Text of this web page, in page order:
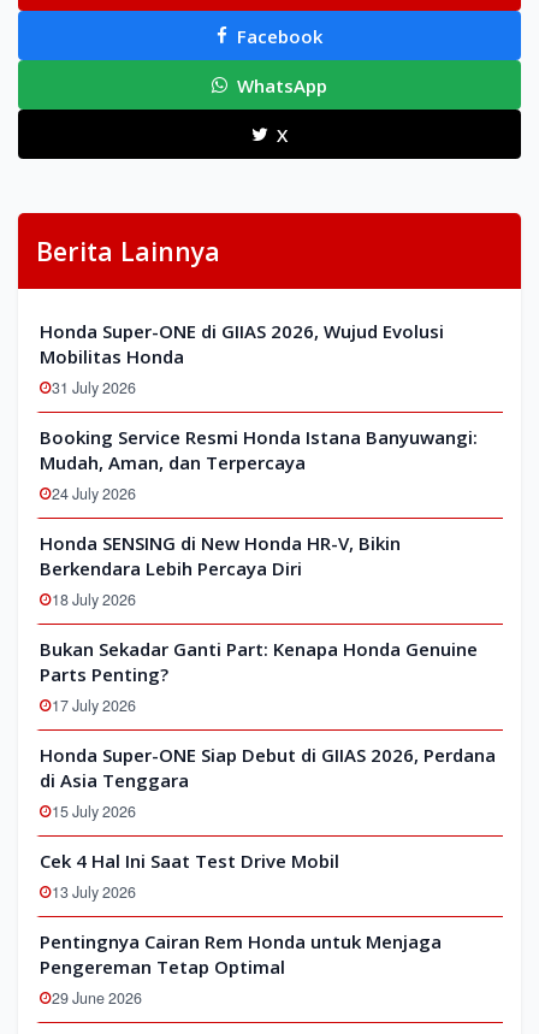
Facebook
WhatsApp
X
Berita Lainnya
Honda Super-ONE di GIIAS 2026, Wujud Evolusi
Mobilitas Honda
31 July 2026
Booking Service Resmi Honda Istana Banyuwangi:
Mudah, Aman, dan Terpercaya
24 July 2026
Honda SENSING di New Honda HR-V, Bikin
Berkendara Lebih Percaya Diri
18 July 2026
Bukan Sekadar Ganti Part: Kenapa Honda Genuine
Parts Penting?
17 July 2026
Honda Super-ONE Siap Debut di GIIAS 2026, Perdana
di Asia Tenggara
15 July 2026
Cek 4 Hal Ini Saat Test Drive Mobil
13 July 2026
Pentingnya Cairan Rem Honda untuk Menjaga
Pengereman Tetap Optimal
29 June 2026